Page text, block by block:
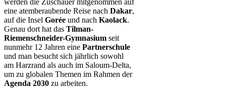
eine atemberaubende Reise nach Dakar,
auf die Insel Gorée und nach Kaolack.
Genau dort hat das Tilman-
Riemenschneider-Gymnasium seit
nunmehr 12 Jahren eine Partnerschule
und man besucht sich jährlich sowohl
am Harzrand als auch im Saloum-Delta,
um zu globalen Themen im Rahmen der
Agenda 2030 zu arbeiten.